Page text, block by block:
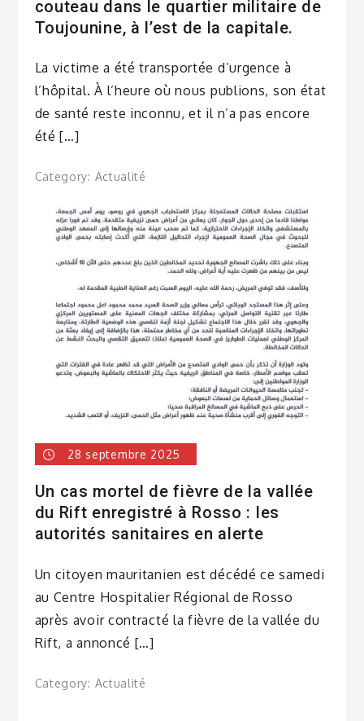
couteau dans le quartier militaire de
Toujounine, à l’est de la capitale.
La victime a été transportée d’urgence à
l’hôpital. À l’heure où nous publions, son état
de santé reste inconnu, et il n’a pas encore
été […]
Category: Actualité
28 septembre 2025
Un cas mortel de fièvre de la vallée
du Rift enregistré à Rosso : les
autorités sanitaires en alerte
Un citoyen mauritanien est décédé ce samedi
au Centre Hospitalier Régional de Rosso
après avoir contracté la fièvre de la vallée du
Rift, a annoncé […]
Category: Actualité